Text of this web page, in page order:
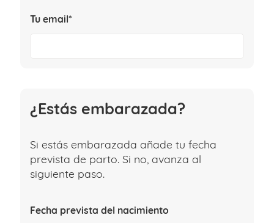
Tu email*
¿Estás embarazada?
Si estás embarazada añade tu fecha
prevista de parto. Si no, avanza al
siguiente paso.
Fecha prevista del nacimiento